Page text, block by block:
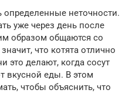
определенные неточности.
уже через день после
образом общаются со
что котята отлично
это делают, когда сосут
вкусной еды. В этом
чтобы объяснить, что